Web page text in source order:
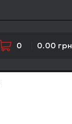
0 0.00 грн